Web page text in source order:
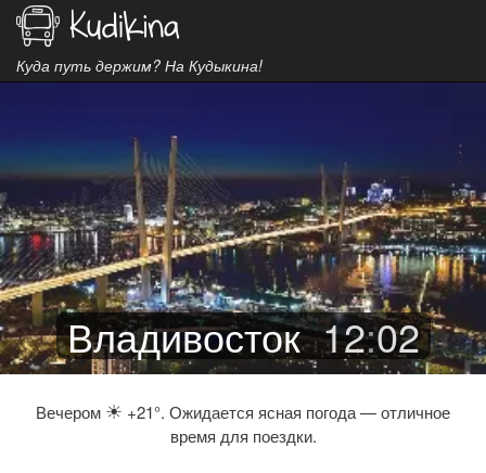
Куда путь держим? На Кудыкина!
Владивосток 12:02
Вечером ☀ +21°. Ожидается ясная погода — отличное
время для поездки.